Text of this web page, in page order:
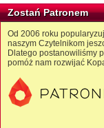
Zostań Patronem
Od 2006 roku
naszym Czytelnikom
Dlatego postanowiliśmy
pomóż nam rozwijać